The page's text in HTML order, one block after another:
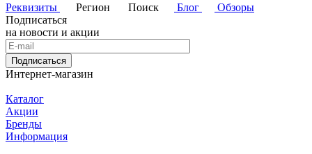
Реквизиты
Регион Поиск Блог
Обзоры
Подписаться
на новости и акции
Подписаться
Интернет-магазин
Каталог
Акции
Бренды
Информация